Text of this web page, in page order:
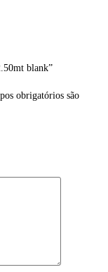
blank”
obrigatórios são